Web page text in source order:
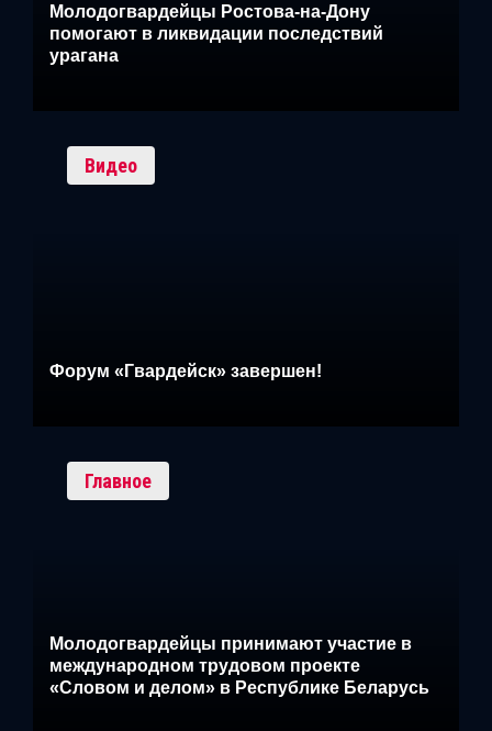
Молодогвардейцы Ростова-на-Дону
помогают в ликвидации последствий
урагана
Видео
Форум «Гвардейск» завершен!
Главное
Молодогвардейцы принимают участие в
международном трудовом проекте
«Словом и делом» в Республике Беларусь